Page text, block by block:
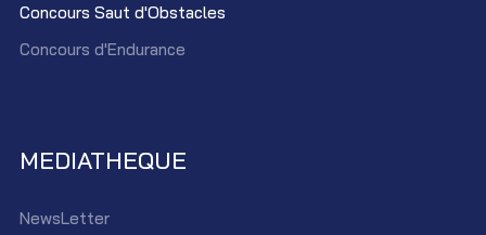
Concours Saut d'Obstacles
Concours d'Endurance
MEDIATHEQUE
NewsLetter